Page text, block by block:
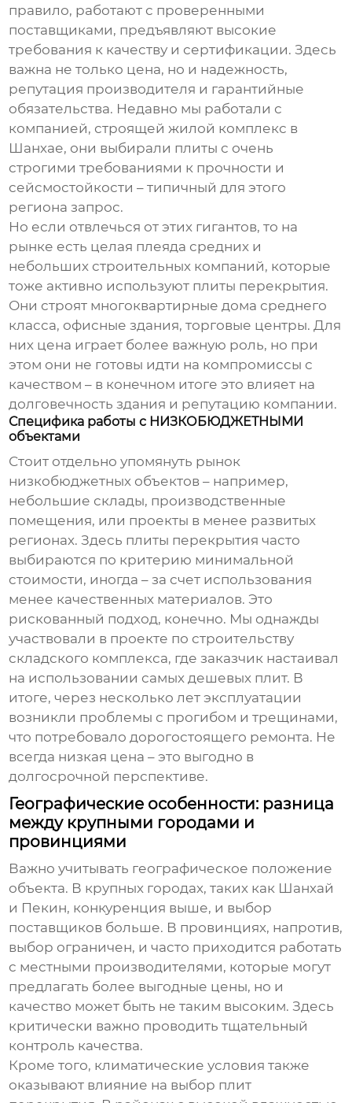
правило, работают с проверенными
поставщиками, предъявляют высокие
требования к качеству и сертификации. Здесь
важна не только цена, но и надежность,
репутация производителя и гарантийные
обязательства. Недавно мы работали с
компанией, строящей жилой комплекс в
Шанхае, они выбирали плиты с очень
строгими требованиями к прочности и
сейсмостойкости – типичный для этого
региона запрос.
Но если отвлечься от этих гигантов, то на
рынке есть целая плеяда средних и
небольших строительных компаний, которые
тоже активно используют плиты перекрытия.
Они строят многоквартирные дома среднего
класса, офисные здания, торговые центры. Для
них цена играет более важную роль, но при
этом они не готовы идти на компромиссы с
качеством – в конечном итоге это влияет на
долговечность здания и репутацию компании.
Специфика работы с НИЗКОБЮДЖЕТНЫМИ
объектами
Стоит отдельно упомянуть рынок
низкобюджетных объектов – например,
небольшие склады, производственные
помещения, или проекты в менее развитых
регионах. Здесь плиты перекрытия часто
выбираются по критерию минимальной
стоимости, иногда – за счет использования
менее качественных материалов. Это
рискованный подход, конечно. Мы однажды
участвовали в проекте по строительству
складского комплекса, где заказчик настаивал
на использовании самых дешевых плит. В
итоге, через несколько лет эксплуатации
возникли проблемы с прогибом и трещинами,
что потребовало дорогостоящего ремонта. Не
всегда низкая цена – это выгодно в
долгосрочной перспективе.
Географические особенности: разница
между крупными городами и
провинциями
Важно учитывать географическое положение
объекта. В крупных городах, таких как Шанхай
и Пекин, конкуренция выше, и выбор
поставщиков больше. В провинциях, напротив,
выбор ограничен, и часто приходится работать
с местными производителями, которые могут
предлагать более выгодные цены, но и
качество может быть не таким высоким. Здесь
критически важно проводить тщательный
контроль качества.
Кроме того, климатические условия также
оказывают влияние на выбор плит